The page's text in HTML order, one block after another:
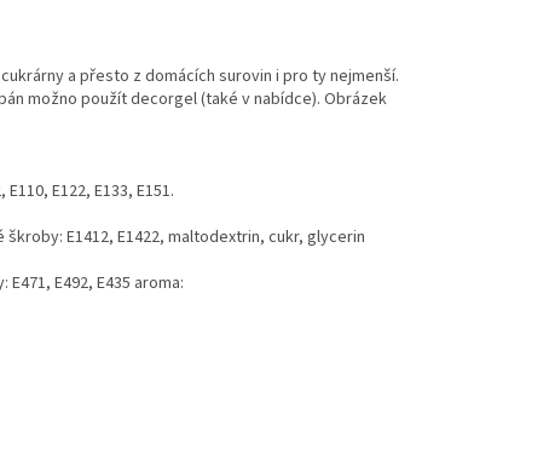
a přesto z domácích surovin i pro ty nejmenší.
možno použít decorgel (také v nabídce). Obrázek
E122, E133, E151.
E1412, E1422, maltodextrin, cukr, glycerin
E492, E435 aroma: